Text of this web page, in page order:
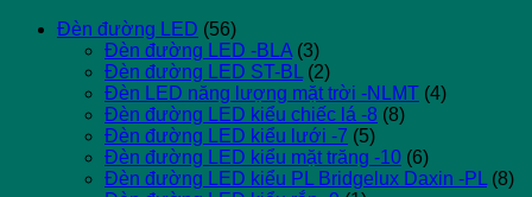
Đèn đường LED (56)
Đèn đường LED -BLA (3)
Đèn đường LED ST-BL (2)
Đèn LED năng lượng mặt trời -NLMT (4)
Đèn đường LED kiểu chiếc lá -8 (8)
Đèn đường LED kiểu lưới -7 (5)
Đèn đường LED kiểu mặt trăng -10 (6)
Đèn đường LED kiểu PL Bridgelux Daxin -PL (8)